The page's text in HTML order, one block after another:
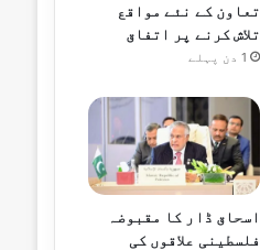
تعاون کے نئے مواقع
تلاش کرنے پر اتفاق
1 دن پہلے
اسحاق ڈار کا مقبوضہ
فلسطینی علاقوں کی